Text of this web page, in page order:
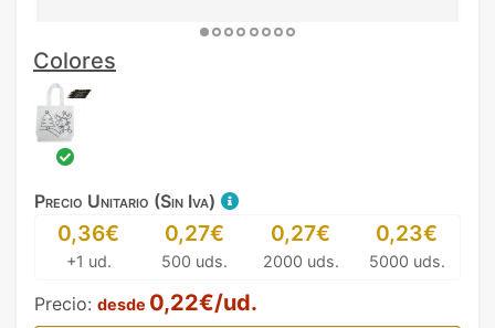
Colores
Precio Unitario (Sin Iva)
0,36€
+1 ud.
0,27€
500 uds.
0,27€
2000 uds.
0,23€
5000 uds.
Precio: desde 0,22€/ud.